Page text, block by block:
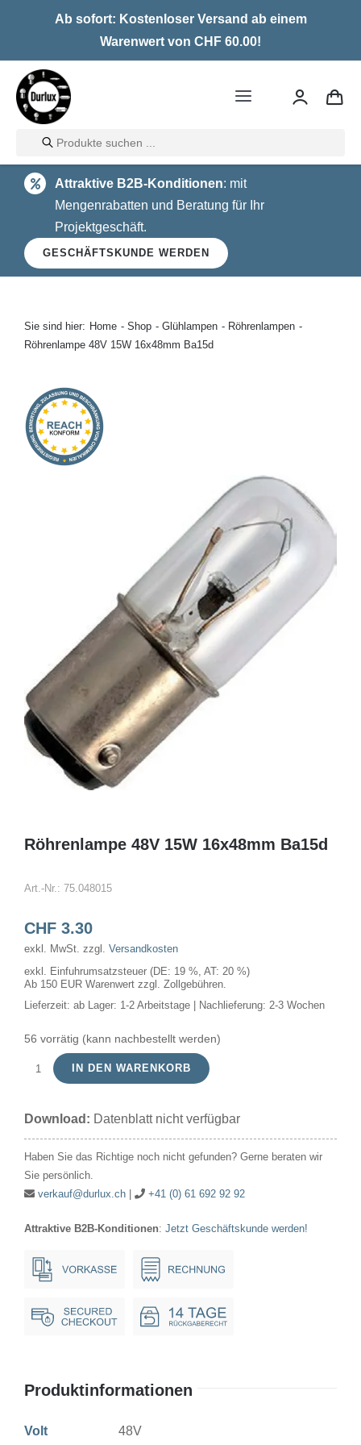
Ab sofort: Kostenloser Versand ab einem
Warenwert von CHF 60.00!
Toggle
Home
LED
Halogen
Glühlampen
Kontakt
Products
search
Attraktive B2B-Konditionen: mit
Mengenrabatten und Beratung für Ihr
Projektgeschäft.
GESCHÄFTSKUNDE WERDEN
Sie sind hier: Home Shop Glühlampen
Röhrenlampen
Röhrenlampe 48V 15W 16x48mm Ba15d
Röhrenlampe 48V 15W 16x48mm Ba15d
Art.-Nr.: 75.048015
CHF3.30
exkl. MwSt. zzgl. Versandkosten
exkl. Einfuhrumsatzsteuer (DE: 19 %, AT: 20 %)
Ab 150 EUR Warenwert zzgl. Zollgebühren.
Lieferzeit: ab Lager: 1-2 Arbeitstage | Nachlieferung: 2-3 Wochen
56 vorrätig (kann nachbestellt werden)
Röhrenlampe
15W
Ba15d
Menge
IN DEN WARENKORB
Download: Datenblatt nicht verfügbar
Haben Sie das Richtige noch nicht gefunden? Gerne beraten wir
Sie persönlich.
verkauf@durlux.ch| +41 (0) 61 692 92 92
Attraktive B2B-Konditionen: Jetzt Geschäftskunde werden!
Produktinformationen
Volt 48V